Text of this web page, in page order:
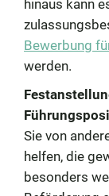
hinaus kann
Bewerbung
werden.
Sie von
helfen, die
besonders